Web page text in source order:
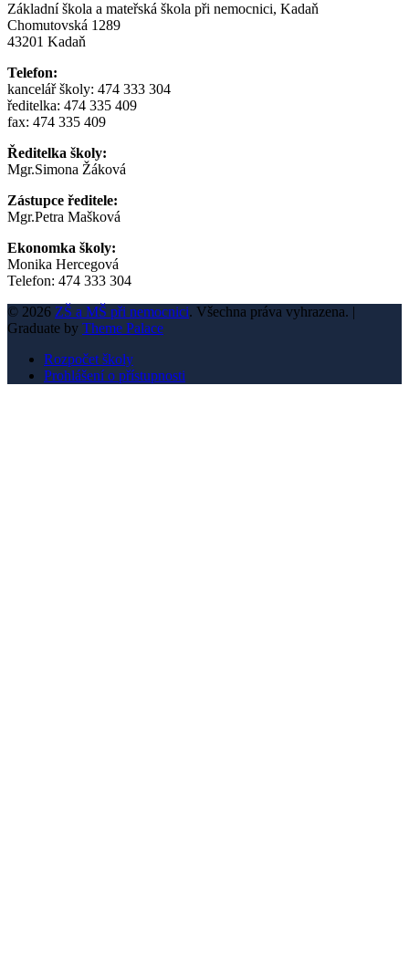
Základní škola a mateřská škola při nemocnici, Kadaň
Chomutovská 1289
43201 Kadaň
Telefon:
kancelář školy: 474 333 304
ředitelka: 474 335 409
fax: 474 335 409
Ředitelka školy:
Mgr.Simona Žáková
Zástupce ředitele:
Mgr.Petra Mašková
Ekonomka školy:
Monika Hercegová
Telefon: 474 333 304
© 2026 ZŠ a MŠ při nemocnici. Všechna práva vyhrazena. |
Graduate by Theme Palace
Rozpočet školy
Prohlášení o přístupnosti